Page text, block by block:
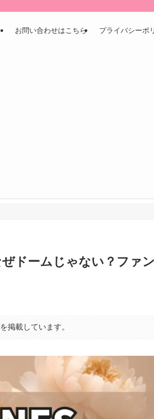
お問い合わせはこちら プライバシーポ
ドームじゃない？ファ
掲載しています。